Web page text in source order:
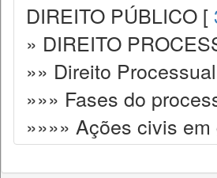
DIREITO PÚBLICO [
» DIREITO
»» Direito
»»» Fases do
»»»» Ações civis em